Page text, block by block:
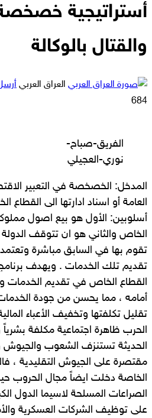
أستراتيجية
والقتال بالوكالة
العراق العربي أرسل
684
الفريق-صباح-
نوري-العجيلي
المدخل: الخصخصة في التعبير
العامة أو اسناد ادارتها الى
أسلوبين: الأول هو بيع اصول
الخاص والثاني هو ان تتوقف
تقوم بها في السابق مباشرة
تقديم تلك الخدمات . ويهدف
القطاع الخاص في تقديم الخدمات
أمامه ، مما يحسن من جودة
تقليل تكلفتها وتخفيف الأعباء
الحرب ظاهرة اجتماعية مكلفة
الحديثة تستنزف الشعوب والجيوش
مقتصرة على الجيوش التقليدية ،
الخاصة دخلت ايضاً مجال الحروب
الصراعات المسلحة لاسيما الدول
على توظيف الشركات العسكرية